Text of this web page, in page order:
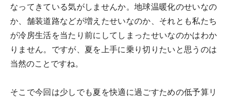
なってきている気がしませんか。地球温暖化のせいなの
か、舗装道路などが増えたせいなのか、それとも私たち
が冷房生活を当たり前にしてしまったせいなのかはわか
りません。ですが、夏を上手に乗り切りたいと思うのは
当然のことですね。
そこで今回は少しでも夏を快適に過ごすための低予算リ